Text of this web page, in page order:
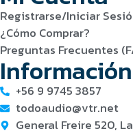
Registrarse/Iniciar
¿Cómo Comprar?
Preguntas Frecuentes
+56 9 9745 3857
todoaudio@vtr.net
General Freire 520,